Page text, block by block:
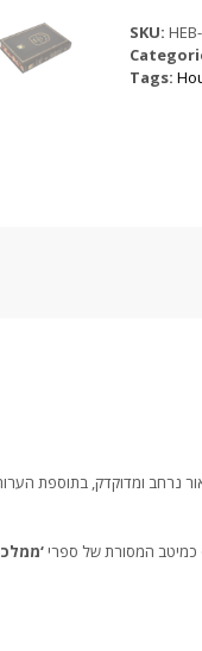
volumes
-
חומש
SKU:
Tags:
נרחב ומדוקדק, בתוספת
כמיטב המסורת של ספרי